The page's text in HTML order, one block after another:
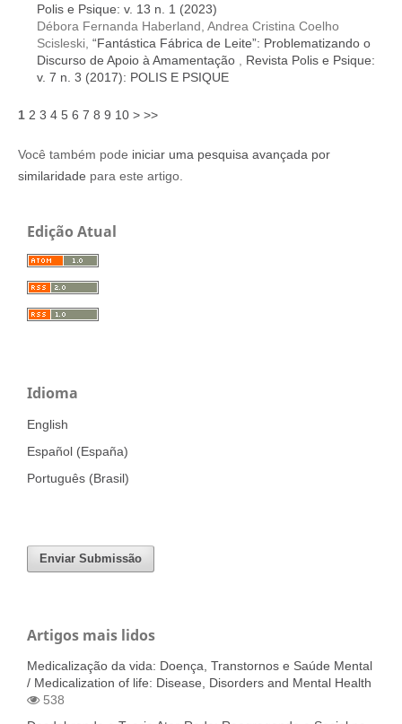
Polis e Psique: v. 13 n. 1 (2023)
Débora Fernanda Haberland, Andrea Cristina Coelho
Scisleski, “Fantástica Fábrica de Leite”: Problematizando o
Discurso de Apoio à Amamentação
Revista Polis e Psique:
v. 7 n. 3 (2017): POLIS E PSIQUE
1 2 3 4 5 6 7 8 9 10 > >>
Você também pode iniciar uma pesquisa avançada por
similaridade para este artigo.
Edição Atual
Idioma
English
Español (España)
Português (Brasil)
Enviar Submissão
Artigos mais lidos
Medicalização da vida: Doença, Transtornos e Saúde Mental
/ Medicalization of life: Disease, Disorders and Mental Health
538